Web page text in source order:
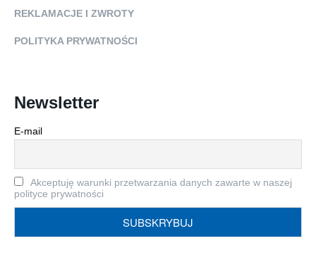
REKLAMACJE I ZWROTY
POLITYKA PRYWATNOŚCI
Newsletter
E-mail
Akceptuję warunki przetwarzania danych zawarte w naszej
polityce prywatności